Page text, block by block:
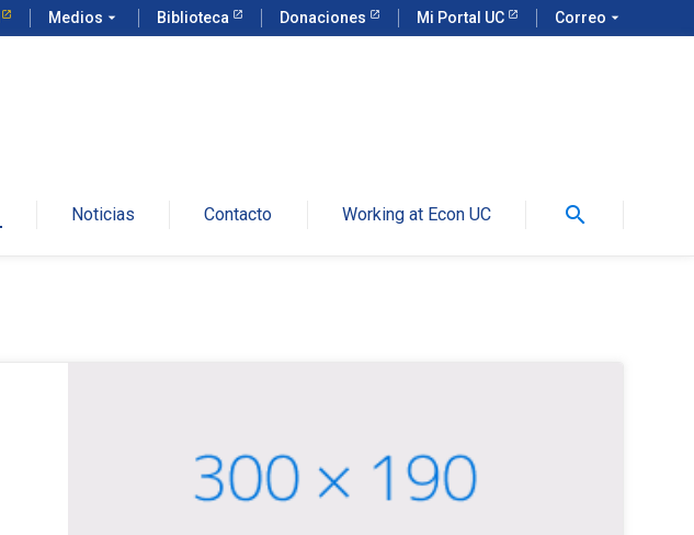
Medios arrow_drop_down Biblioteca Donaciones Mi Portal UC Correo arrow_drop_down
Noticias Contacto Working at Econ UC search